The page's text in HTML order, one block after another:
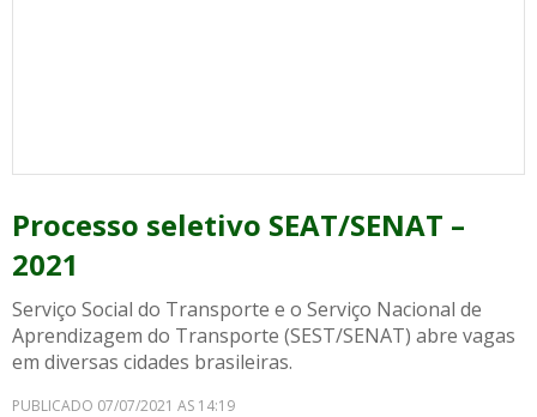
Processo seletivo SEAT/SENAT –
2021
Serviço Social do Transporte e o Serviço Nacional de
Aprendizagem do Transporte (SEST/SENAT) abre vagas
em diversas cidades brasileiras.
PUBLICADO 07/07/2021 AS 14:19